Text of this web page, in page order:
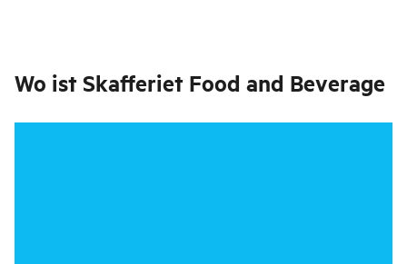
Wo ist Skafferiet Food and Beverage